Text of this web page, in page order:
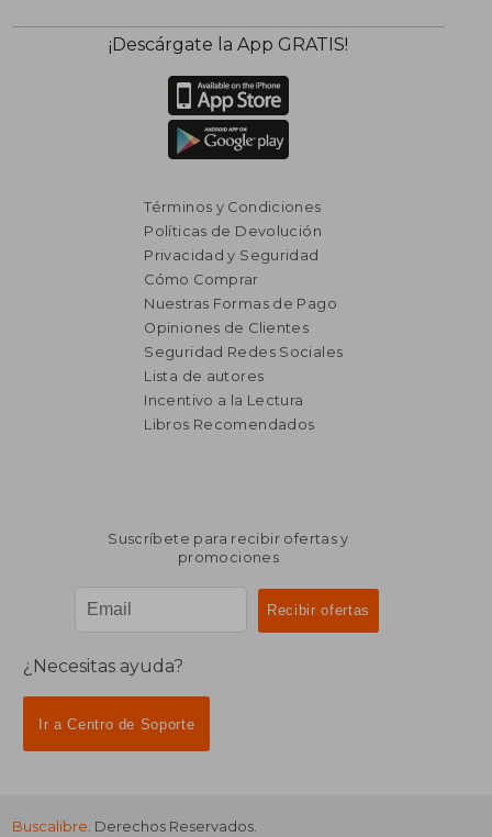
₡ 16.640
¡Descárgate la App GRATIS!
Términos y Condiciones
Políticas de Devolución
Privacidad y Seguridad
Cómo Comprar
Nuestras Formas de Pago
Opiniones de Clientes
Seguridad Redes Sociales
Lista de autores
Incentivo a la Lectura
Libros Recomendados
Suscríbete para recibir ofertas y
promociones
¿Necesitas ayuda?
Ir a Centro de Soporte
Buscalibre. Derechos Reservados.